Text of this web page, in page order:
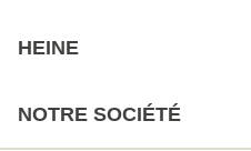
HEINE
NOTRE SOCIÉTÉ